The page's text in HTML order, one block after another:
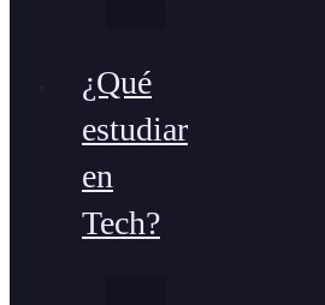
¿Qué
estudiar
en
Tech?